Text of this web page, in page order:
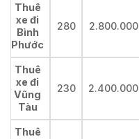
Thuê
xe đi
Bình
Phước
280 2.800.000
Thuê
xe đi
Vũng
Tàu
230 2.400.000
Thuê